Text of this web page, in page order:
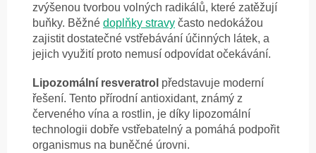
zvýšenou tvorbou volných radikálů, které zatěžují
buňky. Běžné doplňky stravy často nedokážou
zajistit dostatečné vstřebávání účinných látek, a
jejich využití proto nemusí odpovídat očekávání.
Lipozomální resveratrol představuje moderní
řešení. Tento přírodní antioxidant, známý z
červeného vína a rostlin, je díky lipozomální
technologii dobře vstřebatelný a pomáhá podpořit
organismus na buněčné úrovni.